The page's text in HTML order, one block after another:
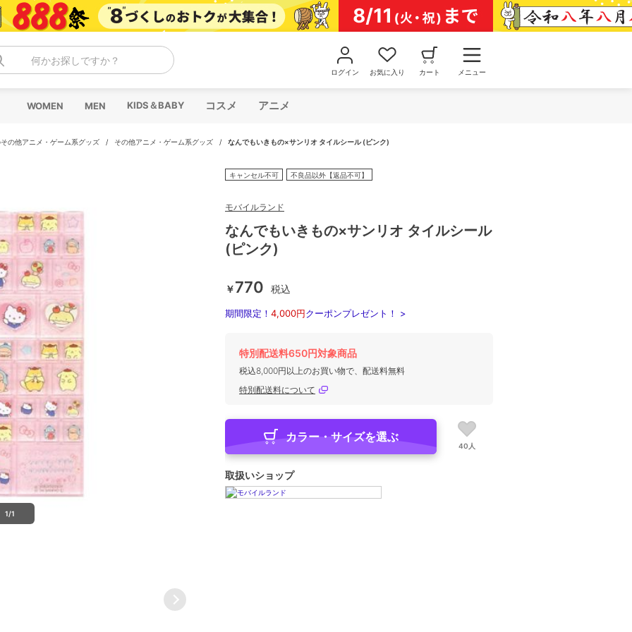
何かお探しですか？
ログイン お気に入り カート メニュー
WOMEN MEN KIDS＆BABY コスメ アニメ
の他アニメ・ゲーム系グッズ / その他アニメ・ゲーム系グッズ / なんでもいきもの×サンリオ タイルシール (ピンク)
1/1
キャンセル不可 不良品以外【返品不可】
モバイルランド
なんでもいきもの×サンリオ タイルシール
(ピンク)
￥770 税込
期間限定！ 4,000円クーポンプレゼント！ >
特別配送料650円対象商品
税込8,000円以上のお買い物で、配送料無料
特別配送料について
カラー・サイズを選ぶ
40人
取扱いショップ